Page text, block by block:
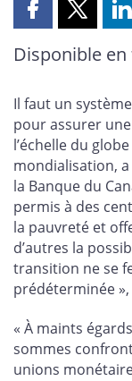
Partager
page
Facebook
Partager
page
X
Disponible
Il faut un
pour assurer
l’échelle du
mondialisation,
la Banque du
permis à des
la pauvreté et
d’autres la
transition ne se
prédéterminée
« À maints
sommes
unions